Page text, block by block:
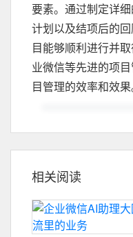
要素。通过制定详
计划以及结项后的
目能够顺利进行并
业微信等先进的项目
目管理的效率和效果
相关阅读